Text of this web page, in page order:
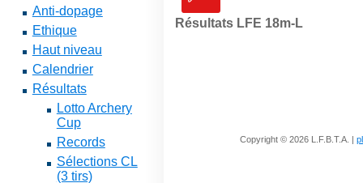
Anti-dopage
Ethique
Haut niveau
Calendrier
Résultats
Lotto Archery
Cup
Records
Sélections CL
(3 tirs)
Résultats LFE 18m-L
Copyright © 2026 L.F.B.T.A. |